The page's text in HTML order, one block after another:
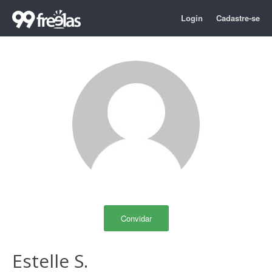
Login Cadastre-se
Convidar
Estelle S.